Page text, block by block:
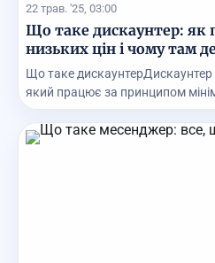
22 трав. '25, 03:00
Що таке дискаунтер: як
низьких цін і чому там
Що таке
який працює за принципом